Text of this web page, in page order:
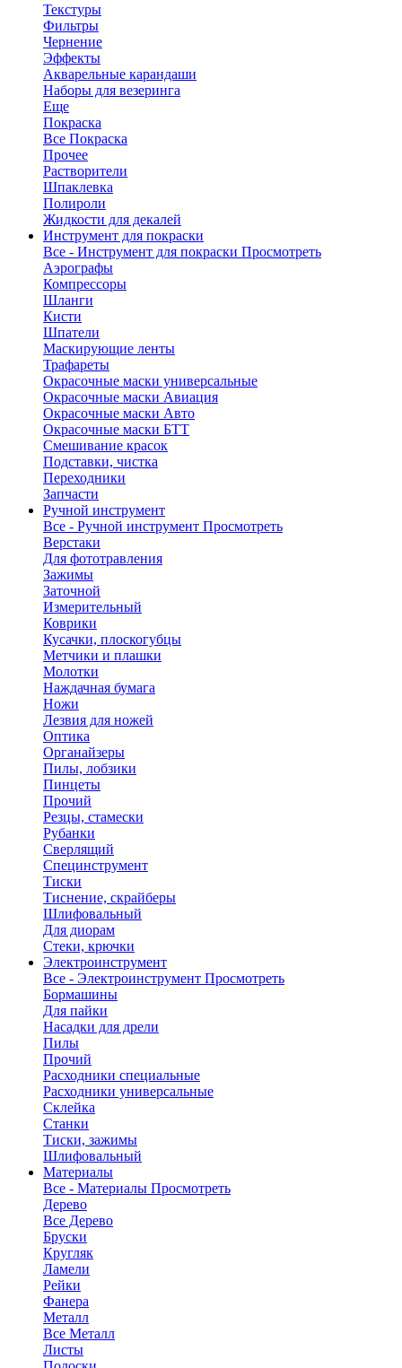
Текстуры
Фильтры
Чернение
Эффекты
Акварельные карандаши
Наборы для везеринга
Еще
Покраска
Все Покраска
Прочее
Растворители
Шпаклевка
Полироли
Жидкости для декалей
Инструмент для покраски
Все - Инструмент для покраски Просмотреть
Аэрографы
Компрессоры
Шланги
Кисти
Шпатели
Маскирующие ленты
Трафареты
Окрасочные маски универсальные
Окрасочные маски Авиация
Окрасочные маски Авто
Окрасочные маски БТТ
Смешивание красок
Подставки, чистка
Переходники
Запчасти
Ручной инструмент
Все - Ручной инструмент Просмотреть
Верстаки
Для фототравления
Зажимы
Заточной
Измерительный
Коврики
Кусачки, плоскогубцы
Метчики и плашки
Молотки
Наждачная бумага
Ножи
Лезвия для ножей
Оптика
Органайзеры
Пилы, лобзики
Пинцеты
Прочий
Резцы, стамески
Рубанки
Сверлящий
Специнструмент
Тиски
Тиснение, скрайберы
Шлифовальный
Для диорам
Стеки, крючки
Электроинструмент
Все - Электроинструмент Просмотреть
Бормашины
Для пайки
Насадки для дрели
Пилы
Прочий
Расходники специальные
Расходники универсальные
Склейка
Станки
Тиски, зажимы
Шлифовальный
Материалы
Все - Материалы Просмотреть
Дерево
Все Дерево
Бруски
Кругляк
Ламели
Рейки
Фанера
Металл
Все Металл
Листы